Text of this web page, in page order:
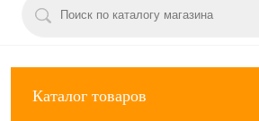
Каталог товаров